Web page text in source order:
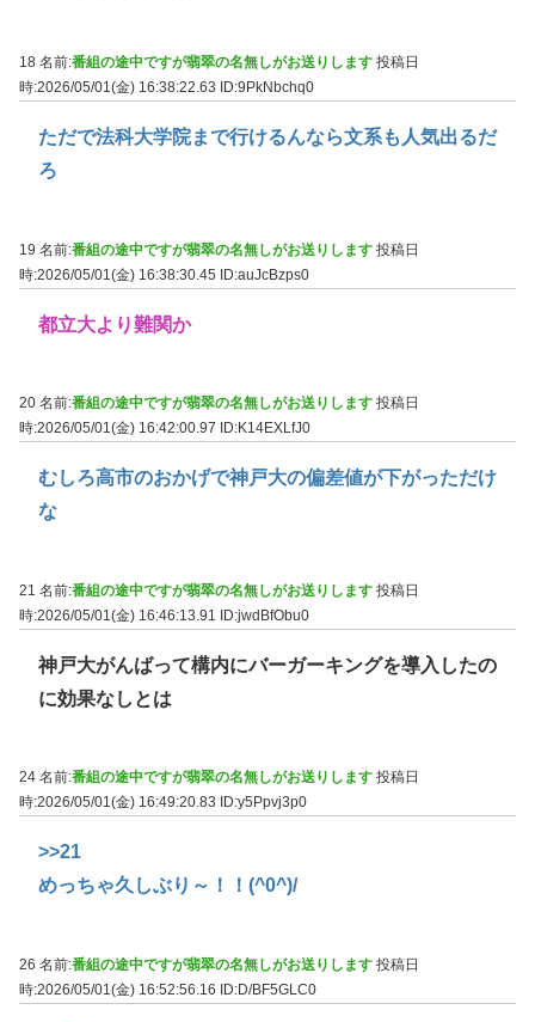
18 名前:番組の途中ですが翡翠の名無しがお送りします 投稿日
時:2026/05/01(金) 16:38:22.63
ID:9PkNbchq0
ただで法科大学院まで行けるんなら文系も人気出るだ
ろ
19 名前:番組の途中ですが翡翠の名無しがお送りします 投稿日
時:2026/05/01(金) 16:38:30.45 ID:auJcBzps0
都立大より難関か
20 名前:番組の途中ですが翡翠の名無しがお送りします 投稿日
時:2026/05/01(金) 16:42:00.97
ID:K14EXLfJ0
むしろ高市のおかげで神戸大の偏差値が下がっただけ
な
21 名前:番組の途中ですが翡翠の名無しがお送りします 投稿日
時:2026/05/01(金) 16:46:13.91 ID:jwdBfObu0
神戸大がんばって構内にバーガーキングを導入したの
に効果なしとは
24 名前:番組の途中ですが翡翠の名無しがお送りします 投稿日
時:2026/05/01(金) 16:49:20.83
ID:y5Ppvj3p0
>>21
めっちゃ久しぶり～！！(^0^)/
26 名前:番組の途中ですが翡翠の名無しがお送りします 投稿日
時:2026/05/01(金) 16:52:56.16
ID:D/BF5GLC0